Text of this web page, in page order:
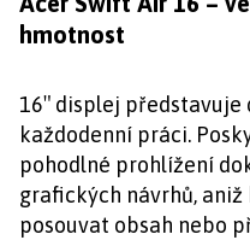
hmotnost
16″ displej
každodenní práci.
pohodlné prohlížení
grafických návrhů,
posouvat obsah nebo